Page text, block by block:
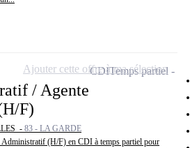
/ Agente
F)
- 83 - LA GARDE
(H/F) en CDI à temps partiel pour
CDITemps partiel
Ajouter cette offre à ma sélection